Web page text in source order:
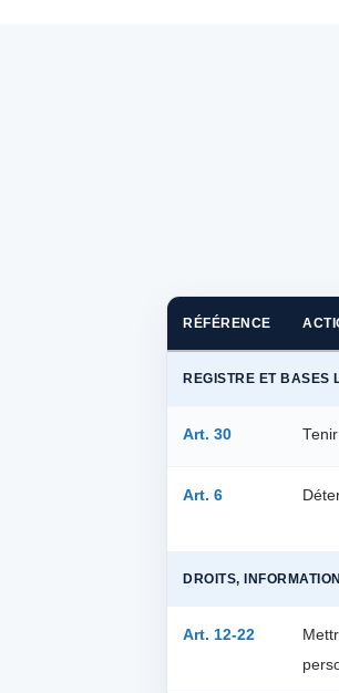
RÉFÉRENCE
REGISTRE ET BASES
Art. 30
Art. 6
DROITS,
Art. 12-22